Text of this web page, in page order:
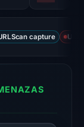
capture